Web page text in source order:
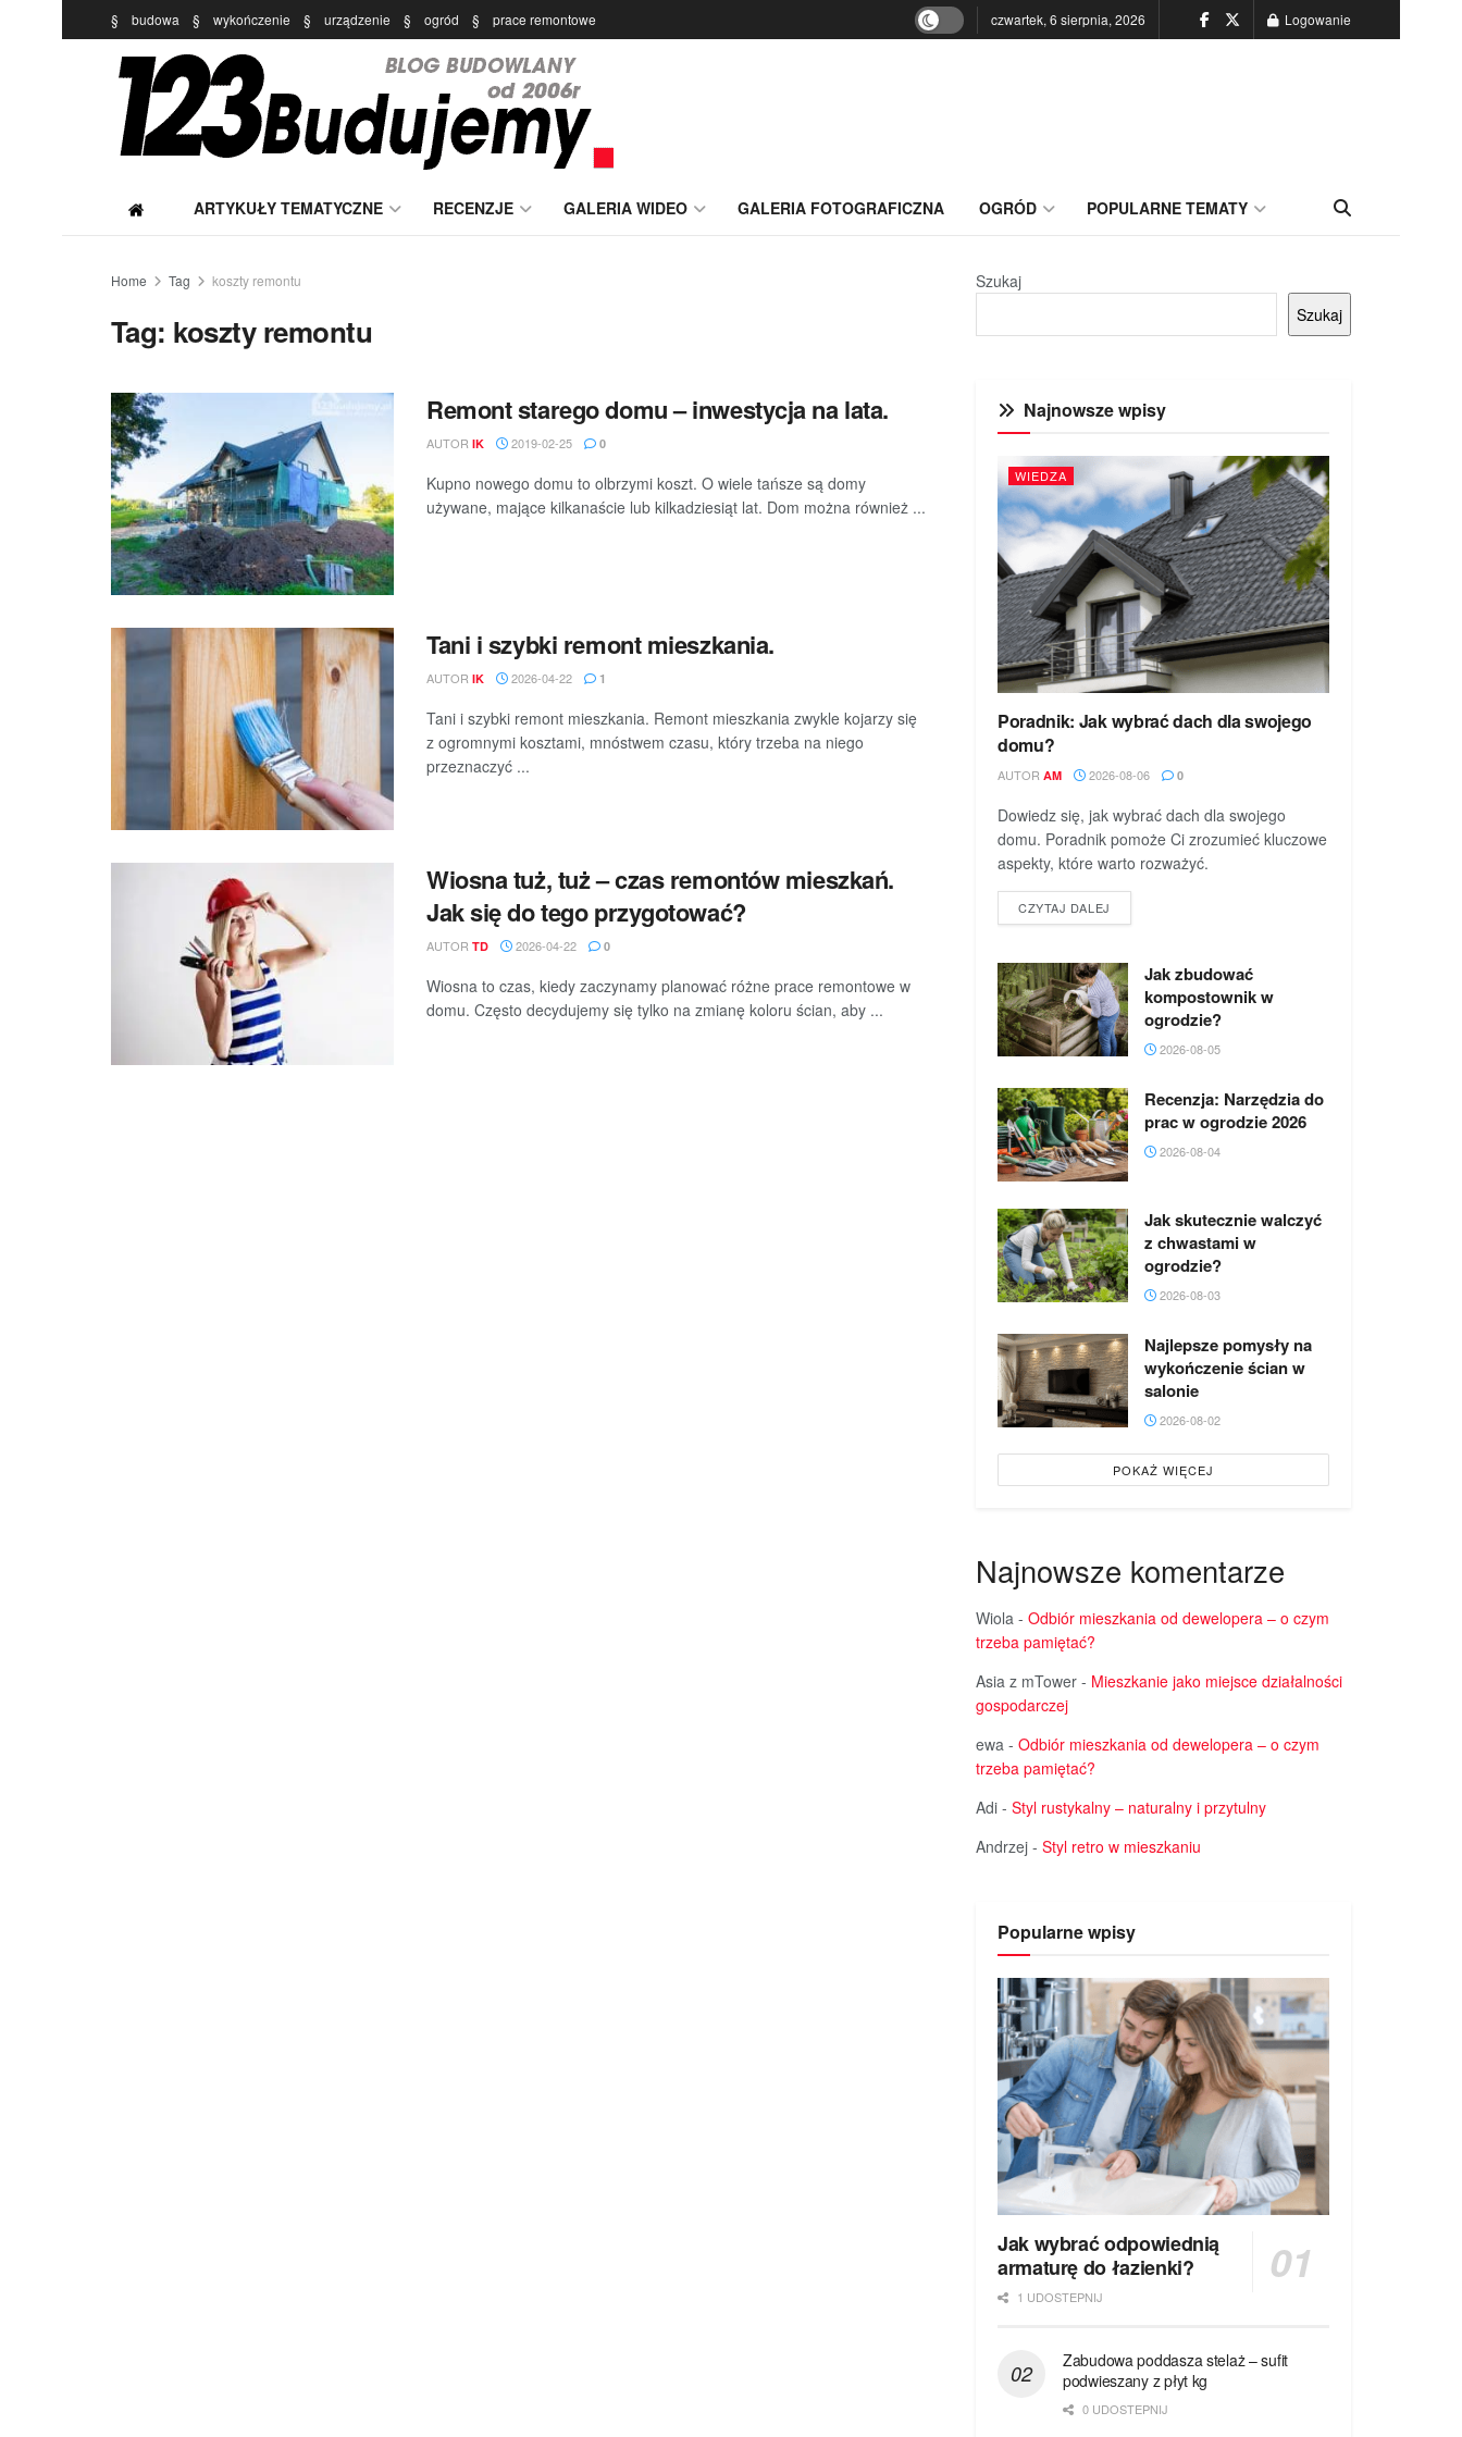
§ budowa § wykończenie § urządzenie § ogród § prace remontowe czwartek, 6 sierpnia, 2026 Logowanie
ARTYKUŁY TEMATYCZNE RECENZJE GALERIA WIDEO GALERIA FOTOGRAFICZNA OGRÓD POPULARNE TEMATY
Home Tag koszty remontu
Tag: koszty remontu
Remont starego domu – inwestycja na lata.
AUTOR IK 2019-02-25 0
Kupno nowego domu to olbrzymi koszt. O wiele tańsze są domy
używane, mające kilkanaście lub kilkadziesiąt lat. Dom można również ...
Tani i szybki remont mieszkania.
AUTOR IK 2026-04-22 1
Tani i szybki remont mieszkania. Remont mieszkania zwykle kojarzy się
z ogromnymi kosztami, mnóstwem czasu, który trzeba na niego
przeznaczyć ...
Wiosna tuż, tuż – czas remontów mieszkań.
Jak się do tego przygotować?
AUTOR TD 2026-04-22 0
Wiosna to czas, kiedy zaczynamy planować różne prace remontowe w
domu. Często decydujemy się tylko na zmianę koloru ścian, aby ...
Szukaj
Szukaj
Najnowsze wpisy
WIEDZA
Poradnik: Jak wybrać dach dla swojego
domu?
AUTOR AM 2026-08-06 0
Dowiedz się, jak wybrać dach dla swojego
domu. Poradnik pomoże Ci zrozumieć kluczowe
aspekty, które warto rozważyć.
CZYTAJ DALEJ
Jak zbudować
kompostownik w
ogrodzie?
2026-08-05
Recenzja: Narzędzia do
prac w ogrodzie 2026
2026-08-04
Jak skutecznie walczyć
z chwastami w
ogrodzie?
2026-08-03
Najlepsze pomysły na
wykończenie ścian w
salonie
2026-08-02
POKAŻ WIĘCEJ
Najnowsze komentarze
Wiola - Odbiór mieszkania od dewelopera – o czym
trzeba pamiętać?
Asia z mTower - Mieszkanie jako miejsce działalności
gospodarczej
ewa - Odbiór mieszkania od dewelopera – o czym
trzeba pamiętać?
Adi - Styl rustykalny – naturalny i przytulny
Andrzej - Styl retro w mieszkaniu
Popularne wpisy
Jak wybrać odpowiednią
armaturę do łazienki?
1 UDOSTEPNIJ
Zabudowa poddasza stelaż – sufit
podwieszany z płyt kg
0 UDOSTEPNIJ